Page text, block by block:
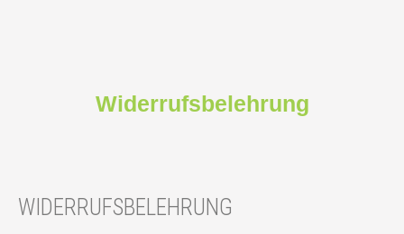
Widerrufsbelehrung
WIDERRUFSBELEHRUNG